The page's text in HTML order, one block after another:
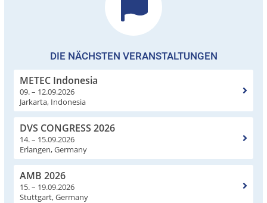
DIE NÄCHSTEN VERANSTALTUNGEN
METEC Indonesia
09. – 12.09.2026
Jarkarta, Indonesia
DVS CONGRESS 2026
14. – 15.09.2026
Erlangen, Germany
AMB 2026
15. – 19.09.2026
Stuttgart, Germany